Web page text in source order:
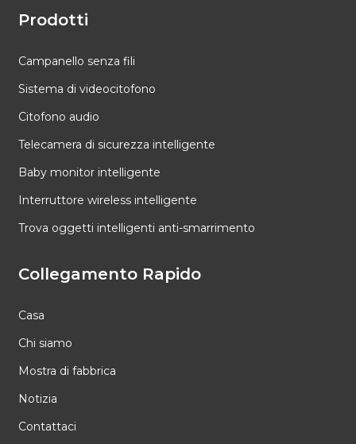
Prodotti
Campanello senza fili
Sistema di videocitofono
Citofono audio
Telecamera di sicurezza intelligente
Baby monitor intelligente
Interruttore wireless intelligente
Trova oggetti intelligenti anti-smarrimento
Collegamento Rapido
Casa
Chi siamo
Mostra di fabbrica
Notizia
Contattaci